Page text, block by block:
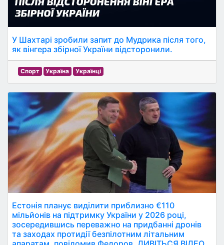
У Шахтарі зробили запит до Мудрика після того,
як вінгера збірної України відсторонили.
Спорт Україна Українці
Естонія планує виділити приблизно €110
мільйонів на підтримку України у 2026 році,
зосередившись переважно на придбанні дронів
та заходах протидії безпілотним літальним